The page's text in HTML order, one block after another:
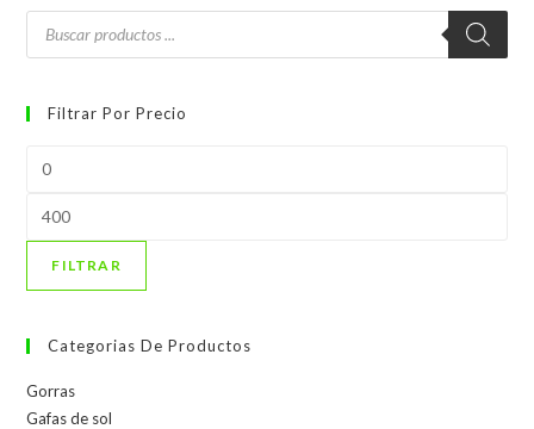
Búsqueda
productos
Filtrar Por Precio
Precio
Precio
máximo
FILTRAR
Categorias De Productos
Gorras
Gafas de sol